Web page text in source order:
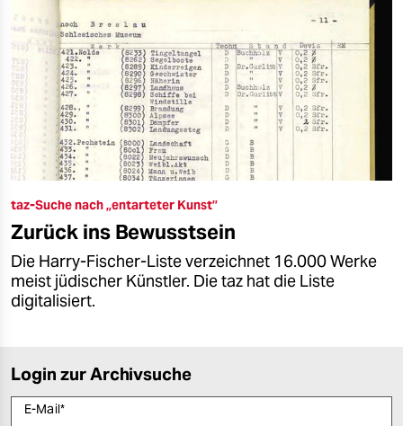
taz-Suche nach „entarteter Kunst”
Zurück ins Bewusstsein
Die Harry-Fischer-Liste verzeichnet 16.000 Werke
meist jüdischer Künstler. Die taz hat die Liste
digitalisiert.
Login zur Archivsuche
E-Mail*